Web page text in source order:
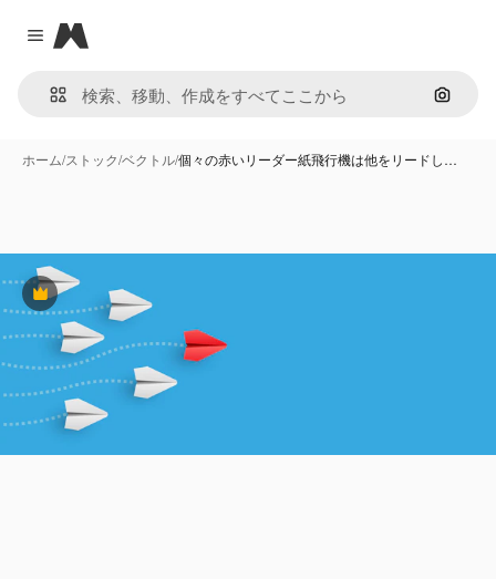
Close menu
Magnific
画像で
ホーム/ストック/ベクトル/個々の赤いリーダー紙飛行機は他をリードし…
Premium